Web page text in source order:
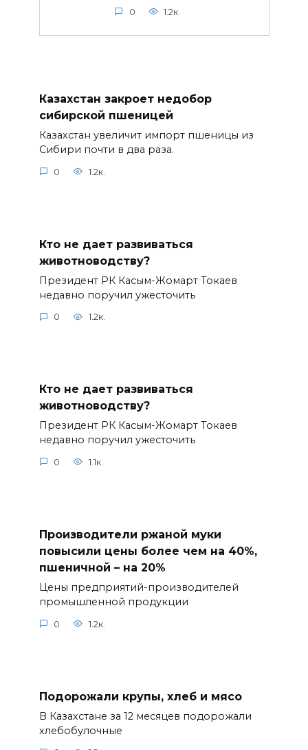
0 1.2к.
Казахстан закроет недобор
сибирской пшеницей
Казахстан увеличит импорт пшеницы из
Сибири почти в два раза.
0 1.2к.
Кто не дает развиваться
животноводству?
Президент РК Касым-Жомарт Токаев
недавно поручил ужесточить
0 1.2к.
Кто не дает развиваться
животноводству?
Президент РК Касым-Жомарт Токаев
недавно поручил ужесточить
0 1.1к.
Производители ржаной муки
повысили цены более чем на 40%,
пшеничной – на 20%
Цены предприятий-производителей
промышленной продукции
0 1.2к.
Подорожали крупы, хлеб и мясо
В Казахстане за 12 месяцев подорожали
хлебобулочные